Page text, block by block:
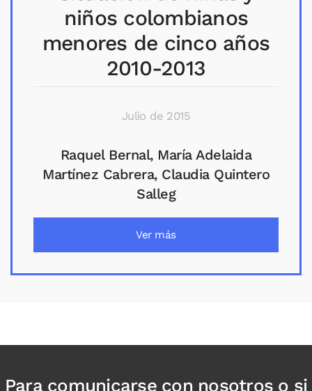
niños colombianos
menores de cinco años
2010-2013
Julio de 2015
Raquel Bernal, María Adelaida
Martínez Cabrera, Claudia Quintero
Salleg
Ver más
Para comunicarse con nosotros o si